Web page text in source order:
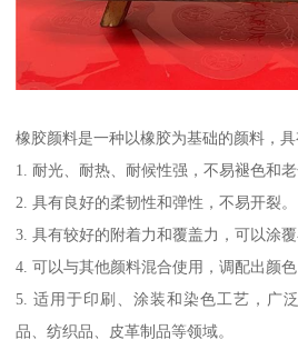
橡胶颜料是一种以橡胶为基础的颜料，具
1. 耐光、耐热、耐候性强，不易褪色和老
2. 具有良好的柔韧性和弹性，不易开裂。
3. 具有较好的附着力和覆盖力，可以涂覆
4. 可以与其他颜料混合使用，调配出颜色
5. 适用于印刷、涂装和染色工艺，广
品、纺织品、皮革制品等领域。